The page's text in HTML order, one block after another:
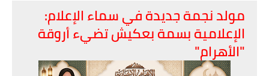
مولد نجمة جديدة في سماء الإعلام:
الإعلامية بسمة بعكيش تضيء أروقة
"الأهرام"